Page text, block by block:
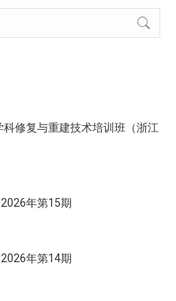
修复与重建技术培训班（浙江
年第15期
年第14期